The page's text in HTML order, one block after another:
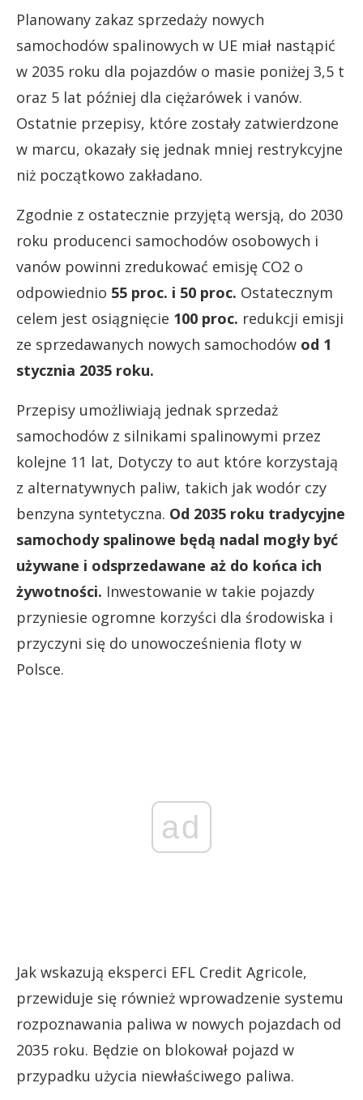
Planowany zakaz sprzedaży nowych
samochodów spalinowych w UE miał nastąpić
w 2035 roku dla pojazdów o masie poniżej 3,5 t
oraz 5 lat później dla ciężarówek i vanów.
Ostatnie przepisy, które zostały zatwierdzone
w marcu, okazały się jednak mniej restrykcyjne
niż początkowo zakładano.
Zgodnie z ostatecznie przyjętą wersją, do 2030
roku producenci samochodów osobowych i
vanów powinni zredukować emisję CO2 o
odpowiednio 55 proc. i 50 proc. Ostatecznym
celem jest osiągnięcie 100 proc. redukcji emisji
ze sprzedawanych nowych samochodów od 1
stycznia 2035 roku.
Przepisy umożliwiają jednak sprzedaż
samochodów z silnikami spalinowymi przez
kolejne 11 lat, Dotyczy to aut które korzystają
z alternatywnych paliw, takich jak wodór czy
benzyna syntetyczna. Od 2035 roku tradycyjne
samochody spalinowe będą nadal mogły być
używane i odsprzedawane aż do końca ich
żywotności. Inwestowanie w takie pojazdy
przyniesie ogromne korzyści dla środowiska i
przyczyni się do unowocześnienia floty w
Polsce.
ad
Jak wskazują eksperci EFL Credit Agricole,
przewiduje się również wprowadzenie systemu
rozpoznawania paliwa w nowych pojazdach od
2035 roku. Będzie on blokował pojazd w
przypadku użycia niewłaściwego paliwa.